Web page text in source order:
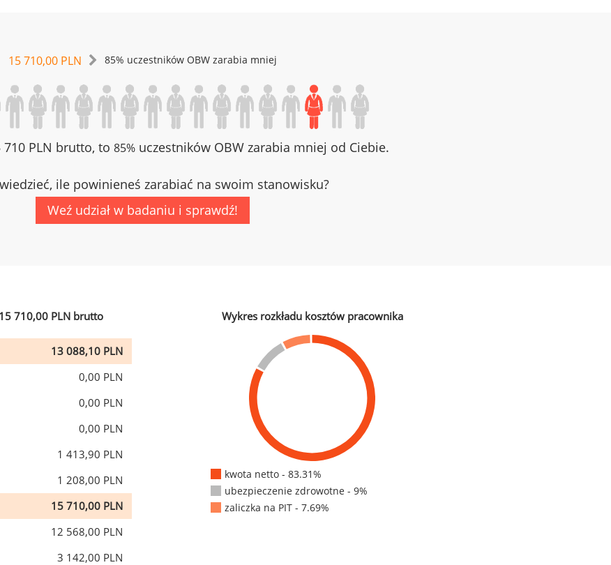
15 710,00 PLN 85% uczestników OBW zarabia mniej
710 PLN brutto, to 85% uczestników OBW zarabia mniej od Ciebie.
ile powinieneś zarabiać na swoim stanowisku?
Weź udział w badaniu i sprawdź!
710,00 PLN brutto
13 088,10 PLN
0,00 PLN
0,00 PLN
0,00 PLN
1 413,90 PLN
1 208,00 PLN
15 710,00 PLN
12 568,00 PLN
3 142,00 PLN
Wykres rozkładu kosztów pracownika
kwota netto - 83.31%
ubezpieczenie zdrowotne - 9%
zaliczka na PIT - 7.69%